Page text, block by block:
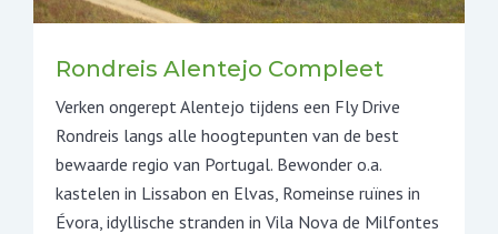
Rondreis Alentejo Compleet
Verken ongerept Alentejo tijdens een Fly Drive
Rondreis langs alle hoogtepunten van de best
bewaarde regio van Portugal. Bewonder o.a.
kastelen in Lissabon en Elvas, Romeinse ruïnes in
Évora, idyllische stranden in Vila Nova de Milfontes